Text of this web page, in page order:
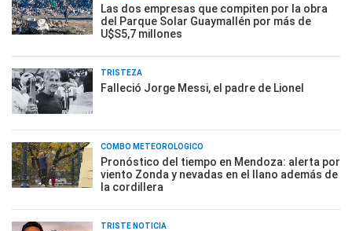
Las dos empresas que compiten por la obra
del Parque Solar Guaymallén por más de
U$S5,7 millones
TRISTEZA
Falleció Jorge Messi, el padre de Lionel
COMBO METEOROLÓGICO
Pronóstico del tiempo en Mendoza: alerta por
viento Zonda y nevadas en el llano además de
la cordillera
TRISTE NOTICIA